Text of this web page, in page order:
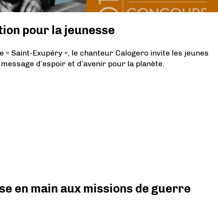
pour la jeunesse
Saint-Exupéry », le chanteur Calogero invite les jeunes
d’espoir et d’avenir pour la planète.
en main aux missions de guerre